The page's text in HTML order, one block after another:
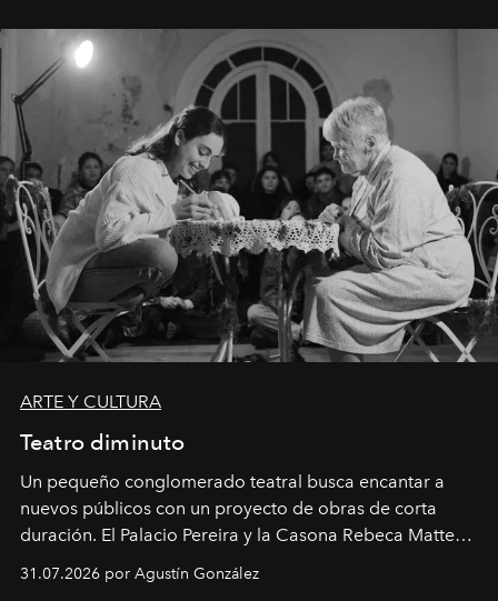
ARTE Y CULTURA
Teatro diminuto
Un pequeño conglomerado teatral busca encantar a
nuevos públicos con un proyecto de obras de corta
duración. El Palacio Pereira y la Casona Rebeca Matte
son algunos de los lugares que han albergado estas
miniobras. Sus puestas en escena son limpias; ponen el
31.07.2026 por Agustín González